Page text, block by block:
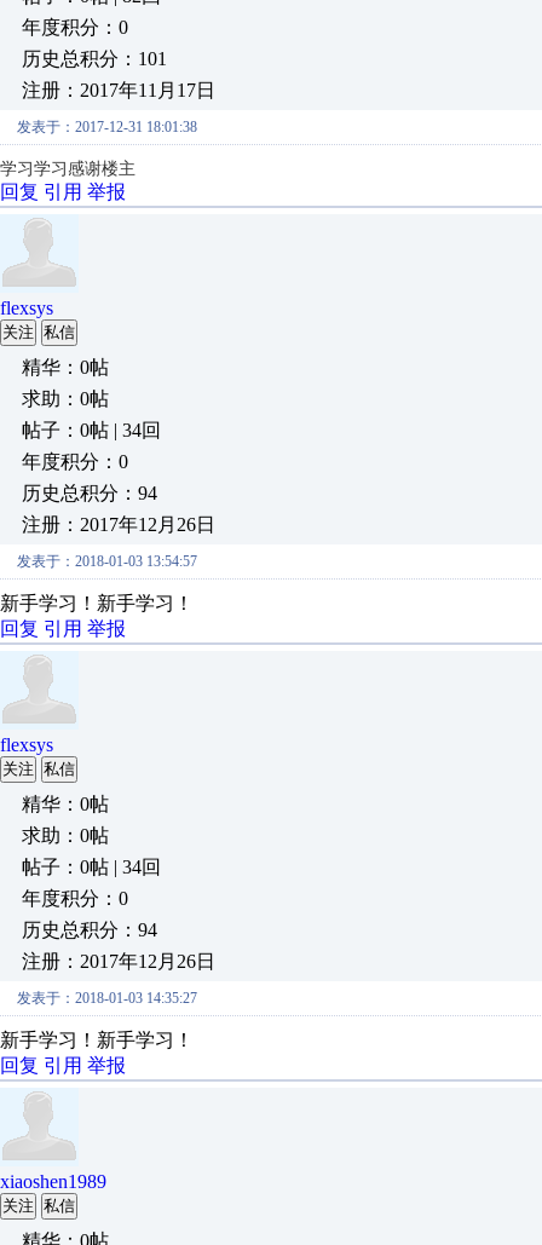
年度积分：0
历史总积分：101
注册：2017年11月17日
发表于：2017-12-31 18:01:38
学习学习感谢楼主
回复 引用 举报
flexsys
关注 私信
精华：0帖
求助：0帖
帖子：0帖 | 34回
年度积分：0
历史总积分：94
注册：2017年12月26日
发表于：2018-01-03 13:54:57
新手学习！新手学习！
回复 引用 举报
flexsys
关注 私信
精华：0帖
求助：0帖
帖子：0帖 | 34回
年度积分：0
历史总积分：94
注册：2017年12月26日
发表于：2018-01-03 14:35:27
新手学习！新手学习！
回复 引用 举报
xiaoshen1989
关注 私信
精华：0帖